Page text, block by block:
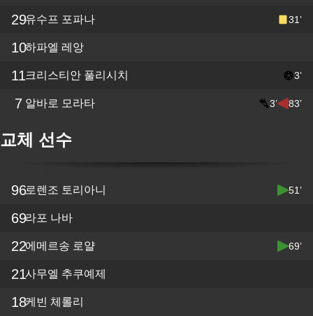
29유수프 포파나 31’
10하파엘 레앙
11크리스티안 풀리시치 3’
7 알바로 모라타 3’ 83’
교체 선수
96로렌조 토리아니 51’
69라포 나바
22에메르송 로얄 69’
21사무엘 추쿠예제
18케빈 체롤리